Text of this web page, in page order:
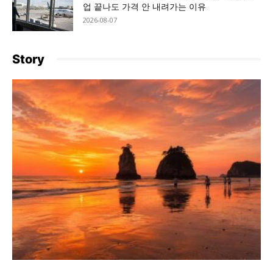
업 끝나도 가격 안 내려가는 이유
2026-08-07
Story